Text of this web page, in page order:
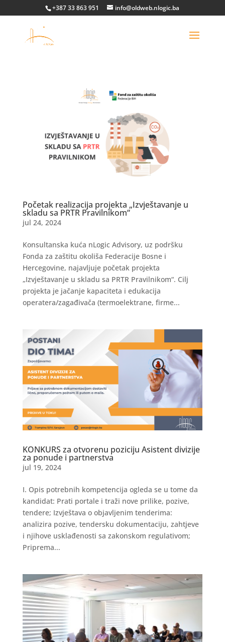
+387 33 863 951 info@oldweb.nlogic.ba
Početak realizacija projekta „Izvještavanje u
skladu sa PRTR Pravilnikom“
jul 24, 2024
Konsultanska kuća nLogic Advisory, uz podršku
Fonda za zaštitu okoliša Federacije Bosne i
Hercegovine, najavljuje početak projekta
„Izvještavanje u skladu sa PRTR Pravilnikom“. Cilj
projekta je jačanje kapaciteta i edukacija
operatera/zagađivača (termoelektrane, firme...
KONKURS za otvorenu poziciju Asistent divizije
za ponude i partnerstva
jul 19, 2024
I. Opis potrebnih kompetencija ogleda se u tome da
kandidat: Prati portale i traži nove prilike, pozive,
tendere; Izvještava o objavljenim tenderima:
analizira pozive, tendersku dokumentaciju, zahtjeve
i njihove usklađenosti sa zakonskom regulativom;
Priprema...